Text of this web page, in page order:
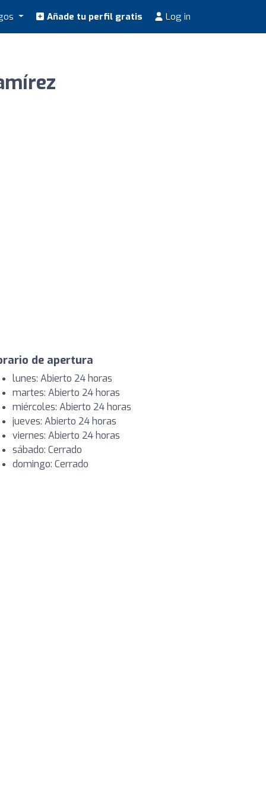
Añade tu perfil gratis Log in
de apertura
lunes: Abierto 24 horas
martes: Abierto 24 horas
miércoles: Abierto 24 horas
jueves: Abierto 24 horas
viernes: Abierto 24 horas
sábado: Cerrado
domingo: Cerrado